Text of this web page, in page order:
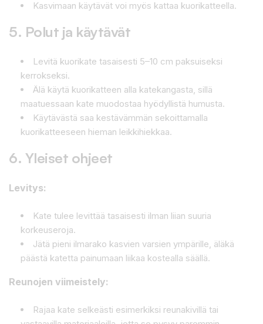
Kasvimaan käytävät voi myös kattaa kuorikatteella.
5. Polut ja käytävät
Levitä kuorikate tasaisesti 5–10 cm paksuiseksi
kerrokseksi.
Älä käytä kuorikatteen alla katekangasta, sillä
maatuessaan kate muodostaa hyödyllistä humusta.
Käytävästä saa kestävämmän sekoittamalla
kuorikatteeseen hieman leikkihiekkaa.
6. Yleiset ohjeet
Levitys:
Kate tulee levittää tasaisesti ilman liian suuria
korkeuseroja.
Jätä pieni ilmarako kasvien varsien ympärille, äläkä
päästä katetta painumaan liikaa kostealla säällä.
Reunojen viimeistely:
Rajaa kate selkeästi esimerkiksi reunakivillä tai